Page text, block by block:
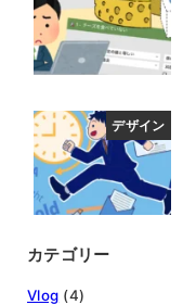
デザイン
カテゴリー
Vlog (4)